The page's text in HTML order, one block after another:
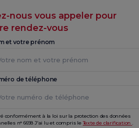
nous vous appeler pour
rendez-vous
et votre prénom
de téléphone
conformément à la loi sur la protection des données
n° 6698 J'ai lu et compris leTexte de clarification .